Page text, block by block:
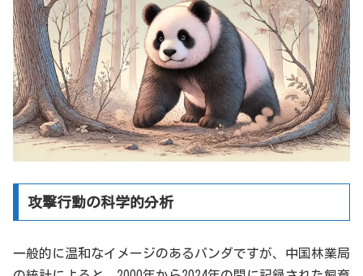
攻撃行動の科学的分析
一般的に温和なイメージのあるパンダですが、中国林業局